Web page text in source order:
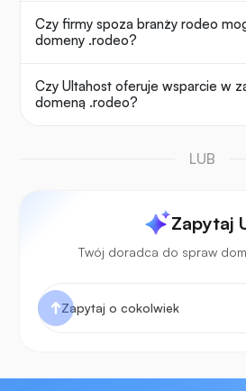
Czy firmy spoza branży rodeo
domeny .rodeo?
Czy Ultahost oferuje wsparcie w
domeną .rodeo?
LUB
Zapytaj
Twój doradca do spraw